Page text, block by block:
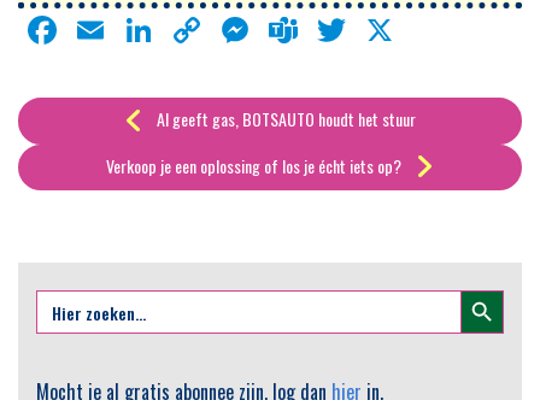
Facebook
EmailLinkedIn
CopyMessenger
TeamsTwitter
AI geeft gas, BOTSAUTO houdt het stuur
Verkoop je een oplossing of los je écht iets op?
Zoek
naar:
Zoekknop
Mocht je al gratis abonnee zijn, log dan hier in.